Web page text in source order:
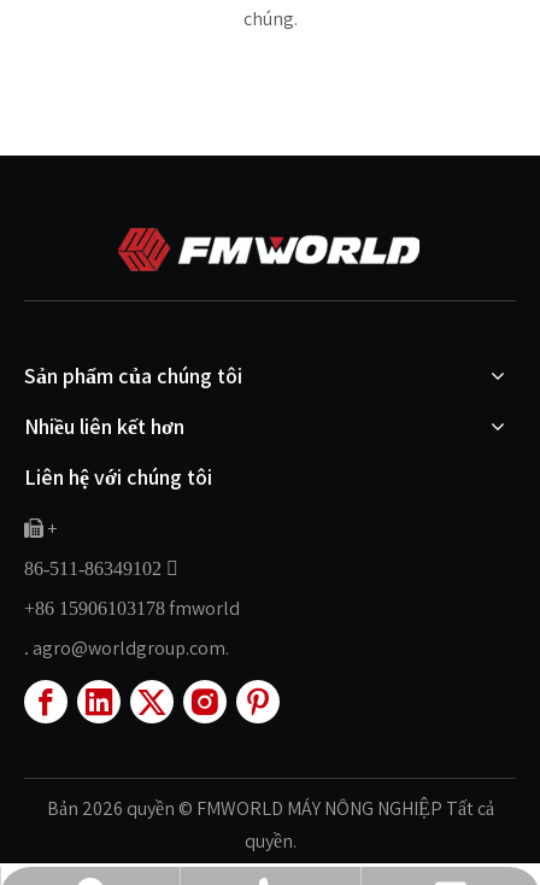
chúng.
Sản phẩm của chúng tôi
Nhiều liên kết hơn
Liên hệ với chúng tôi
 +
86-511-86349102 
+86 15906103178fmworld
agro@worldgroup.com.
Bản 2026 quyền© FMWORLD MÁYNÔNG NGHIỆP Tất cả
quyền.